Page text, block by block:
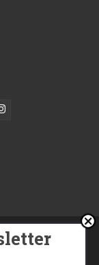
Stampa
15 giugno 1982